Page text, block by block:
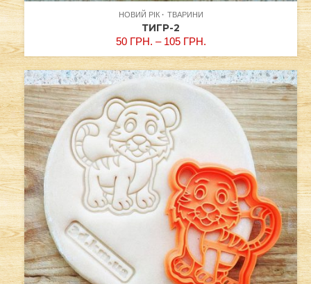
НОВИЙ РІК ТВАРИНИ
ТИГР-2
50 ГРН. – 105 ГРН.